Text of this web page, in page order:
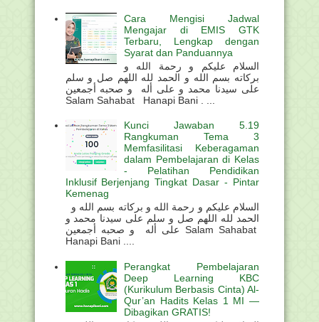
Cara Mengisi Jadwal
Mengajar di EMIS GTK
Terbaru, Lengkap dengan
Syarat dan Panduannya
السلام عليكم و رحمة الله و
بركاته بسم الله و الحمد لله اللهم صل و سلم
على سيدنا محمد و على أله و صحبه أجمعين
Salam Sahabat Hanapi Bani . ...
Kunci Jawaban 5.19
Rangkuman Tema 3
Memfasilitasi Keberagaman
dalam Pembelajaran di Kelas
- Pelatihan Pendidikan
Inklusif Berjenjang Tingkat Dasar - Pintar
Kemenag
الحمد لله اللهم صل و سلم على سيدنا محمد و
على أله و صحبه أجمعين Salam Sahabat
Hanapi Bani ....
Perangkat Pembelajaran
Deep Learning KBC
(Kurikulum Berbasis Cinta) Al-
Qur’an Hadits Kelas 1 MI —
Dibagikan GRATIS!